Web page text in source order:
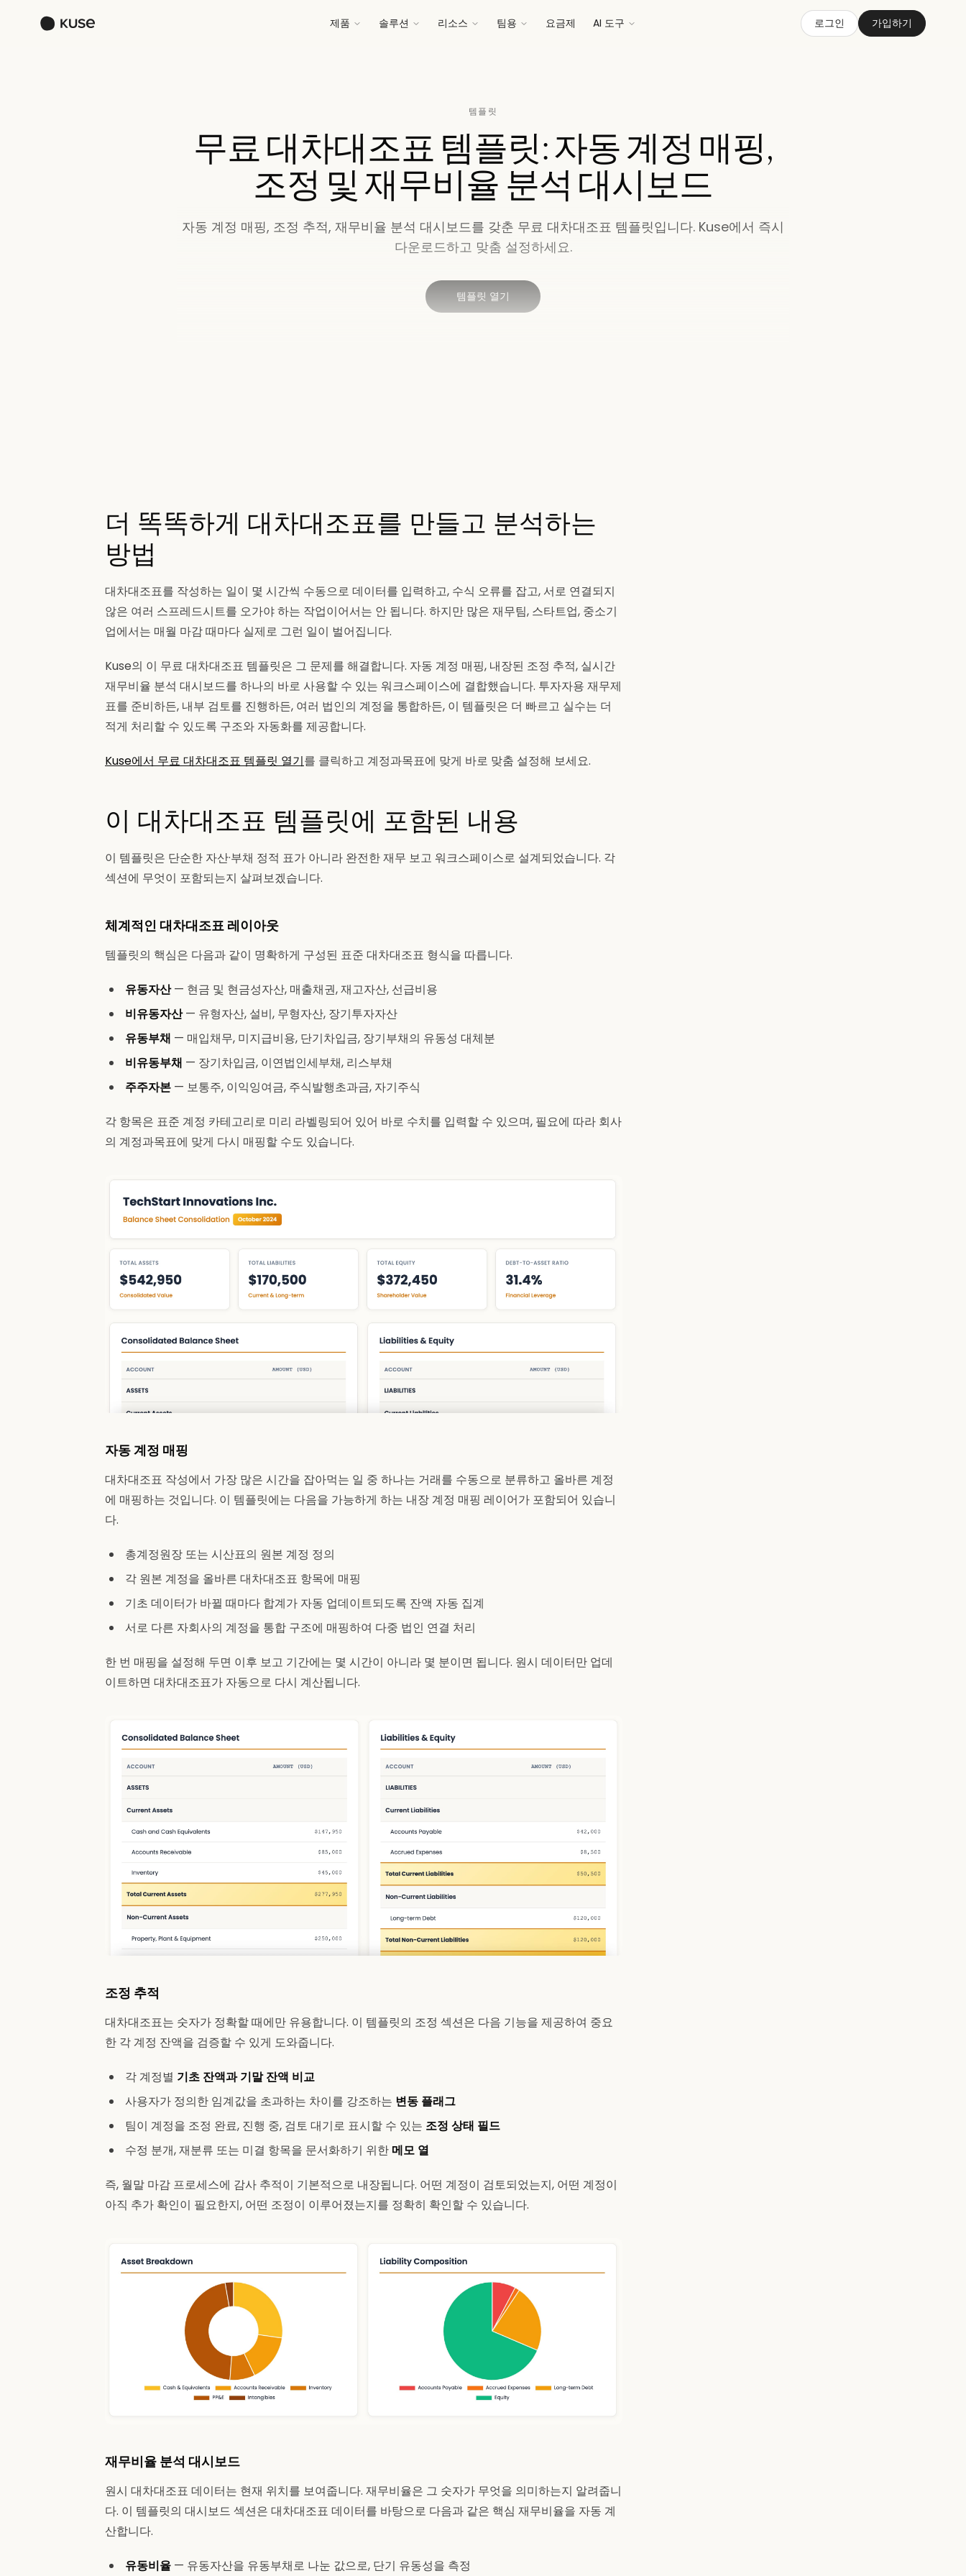
제품 솔루션 리소스 팀용 요금제 AI 도구 로그인 가입하기
템플릿
무료 대차대조표 템플릿: 자동 계정 매핑,
조정 및 재무비율 분석 대시보드
자동 계정 매핑, 조정 추적, 재무비율 분석 대시보드를 갖춘 무료 대차대조표 템플릿입니다. Kuse에서 즉시
다운로드하고 맞춤 설정하세요.
템플릿 열기
더 똑똑하게 대차대조표를 만들고 분석하는
방법
대차대조표를 작성하는 일이 몇 시간씩 수동으로 데이터를 입력하고, 수식 오류를 잡고, 서로 연결되지
않은 여러 스프레드시트를 오가야 하는 작업이어서는 안 됩니다. 하지만 많은 재무팀, 스타트업, 중소기
업에서는 매월 마감 때마다 실제로 그런 일이 벌어집니다.
Kuse의 이 무료 대차대조표 템플릿은 그 문제를 해결합니다. 자동 계정 매핑, 내장된 조정 추적, 실시간
재무비율 분석 대시보드를 하나의 바로 사용할 수 있는 워크스페이스에 결합했습니다. 투자자용 재무제
표를 준비하든, 내부 검토를 진행하든, 여러 법인의 계정을 통합하든, 이 템플릿은 더 빠르고 실수는 더
적게 처리할 수 있도록 구조와 자동화를 제공합니다.
Kuse에서 무료 대차대조표 템플릿 열기를 클릭하고 계정과목표에 맞게 바로 맞춤 설정해 보세요.
이 대차대조표 템플릿에 포함된 내용
이 템플릿은 단순한 자산·부채 정적 표가 아니라 완전한 재무 보고 워크스페이스로 설계되었습니다. 각
섹션에 무엇이 포함되는지 살펴보겠습니다.
체계적인 대차대조표 레이아웃
템플릿의 핵심은 다음과 같이 명확하게 구성된 표준 대차대조표 형식을 따릅니다.
유동자산— 현금 및 현금성자산, 매출채권, 재고자산, 선급비용
비유동자산— 유형자산, 설비, 무형자산, 장기투자자산
유동부채 — 매입채무, 미지급비용, 단기차입금, 장기부채의 유동성 대체분
비유동부채 — 장기차입금, 이연법인세부채, 리스부채
주주자본 — 보통주, 이익잉여금, 주식발행초과금, 자기주식
각 항목은 표준 계정 카테고리로 미리 라벨링되어 있어 바로 수치를 입력할 수 있으며, 필요에 따라 회사
의 계정과목표에 맞게 다시 매핑할 수도 있습니다.
자동 계정 매핑
대차대조표 작성에서 가장 많은 시간을 잡아먹는 일 중 하나는 거래를 수동으로 분류하고 올바른 계정
에 매핑하는 것입니다. 이 템플릿에는 다음을 가능하게 하는 내장 계정 매핑 레이어가 포함되어 있습니
다.
총계정원장 또는 시산표의 원본 계정 정의
각 원본 계정을 올바른 대차대조표 항목에 매핑
기초 데이터가 바뀔 때마다 합계가 자동 업데이트되도록 잔액 자동 집계
서로 다른 자회사의 계정을 통합 구조에 매핑하여 다중 법인 연결 처리
한 번 매핑을 설정해 두면 이후 보고 기간에는 몇 시간이 아니라 몇 분이면 됩니다. 원시 데이터만 업데
이트하면 대차대조표가 자동으로 다시 계산됩니다.
조정 추적
대차대조표는 숫자가 정확할 때에만 유용합니다. 이 템플릿의 조정 섹션은 다음 기능을 제공하여 중요
한 각 계정 잔액을 검증할 수 있게 도와줍니다.
각 계정별 기초 잔액과 기말 잔액 비교
사용자가 정의한 임계값을 초과하는 차이를 강조하는 변동 플래그
팀이 계정을 조정 완료, 진행 중, 검토 대기로 표시할 수 있는 조정 상태 필드
수정 분개, 재분류 또는 미결 항목을 문서화하기 위한 메모 열
즉, 월말 마감 프로세스에 감사 추적이 기본적으로 내장됩니다. 어떤 계정이 검토되었는지, 어떤 계정이
아직 추가 확인이 필요한지, 어떤 조정이 이루어졌는지를 정확히 확인할 수 있습니다.
재무비율 분석 대시보드
원시 대차대조표 데이터는 현재 위치를 보여줍니다. 재무비율은 그 숫자가 무엇을 의미하는지 알려줍니
다. 이 템플릿의 대시보드 섹션은 대차대조표 데이터를 바탕으로 다음과 같은 핵심 재무비율을 자동 계
산합니다.
유동비율 — 유동자산을 유동부채로 나눈 값으로, 단기 유동성을 측정